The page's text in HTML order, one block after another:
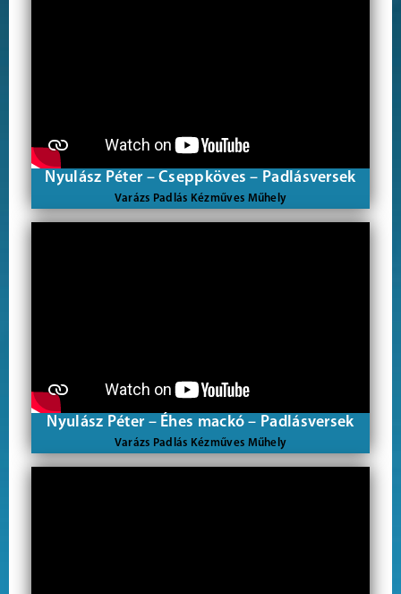
Nyulász Péter – Cseppköves – Padlásversek
Varázs Padlás Kézműves Műhely
Nyulász Péter – Éhes mackó – Padlásversek
Varázs Padlás Kézműves Műhely